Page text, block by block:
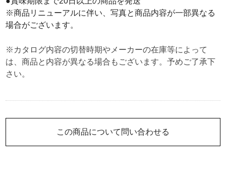
この商品について問い合わせる
※商品リニューアルに伴い、写真と商品内容が一部異なる
場合がございます。
※カタログ内容の切替時期やメーカーの在庫等によって
は、商品と内容が異なる場合もございます。予めご了承下
さい。